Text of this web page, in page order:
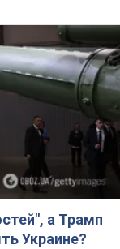
а Трамп
Украине?